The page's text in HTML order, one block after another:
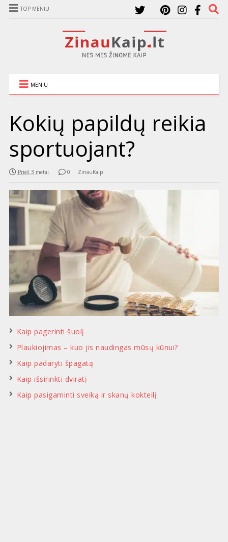
TOP MENIU
MENIU
Kokių papildų reikia
sportuojant?
Prieš 3 metai 0 ZinauKaip
Kaip pagerinti šuolį
Plaukiojimas – kuo jis naudingas mūsų kūnui?
Kaip padaryti špagatą
Kaip išsirinkti dviratį
Kaip pasigaminti sveiką ir skanų kokteilį